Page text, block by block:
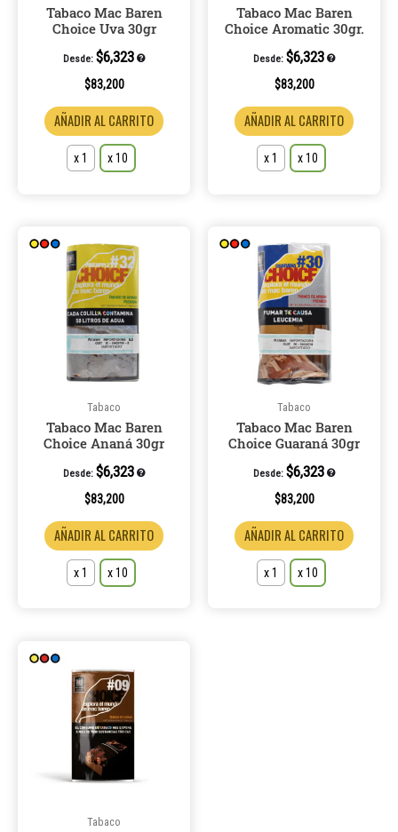
Tabaco Mac Baren
Choice Uva 30gr
Desde: $6,323
$83,200
AÑADIR AL CARRITO
elegir
producto
x 1 x 10
Tabaco Mac Baren
Choice Aromatic 30gr.
Desde: $6,323
$83,200
AÑADIR AL CARRITO
elegir
en
x 1 x 10
Tabaco
Tabaco Mac Baren
Choice Ananá 30gr
Desde: $6,323
$83,200
AÑADIR AL CARRITO
elegir
en
producto
x 1 x 10
Tabaco
Tabaco Mac Baren
Choice Guaraná 30gr
Desde: $6,323
$83,200
AÑADIR AL CARRITO
elegir
en
x 1 x 10
Tabaco